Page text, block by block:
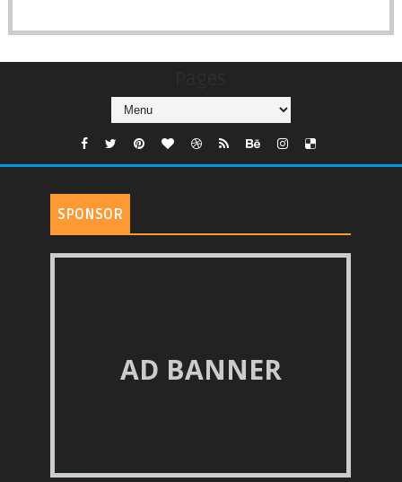
SPONSOR
AD BANNER